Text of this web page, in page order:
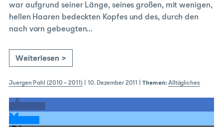
war aufgrund seiner Länge, seines großen, mit wenigen,
hellen Haaren bedeckten Kopfes und des, durch den
nach vorn gebeugten…
Weiterlesen >
Juergen Pahl (2010 – 2011)| 10. Dezember 2011 |Themen: Alltägliches